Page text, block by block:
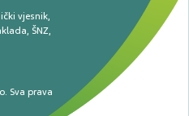
vjesnik,
, ŠNZ,
Sva prava